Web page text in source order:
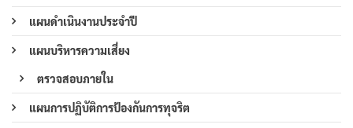
แผนดำเนินงานประจำปี
แผนบริหารความเสี่ยง
ตรวจสอบภายใน
แผนการปฏิบัติการป้องกันการทุจริต